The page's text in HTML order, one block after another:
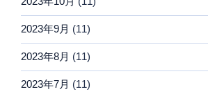
2023年9月 (11)
2023年8月 (11)
2023年7月 (11)